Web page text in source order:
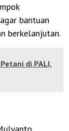
bantuan
berkelanjutan.
di PALI,